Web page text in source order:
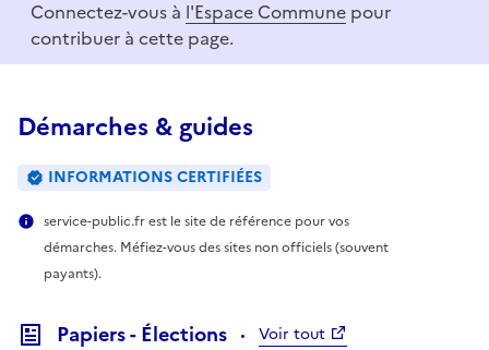
Connectez-vous à l'Espace Commune pour
contribuer à cette page.
Démarches & guides
INFORMATIONS CERTIFIÉES
service-public.fr est le site de référence pour vos
démarches. Méfiez-vous des sites non officiels (souvent
payants).
Papiers - Élections Voir tout